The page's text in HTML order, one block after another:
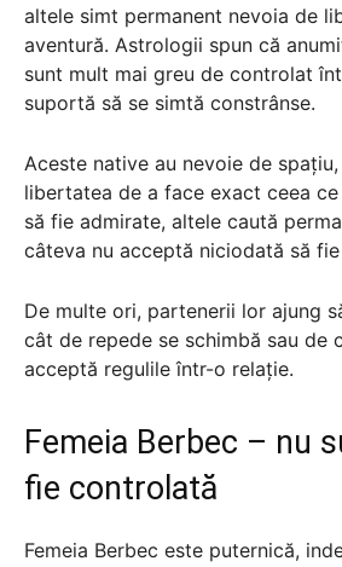
altele simt permanent nevoia de
aventură. Astrologii spun că
sunt mult mai greu de controlat
suportă să se simtă constrânse.
Aceste native au nevoie de
libertatea de a face exact ceea
să fie admirate, altele caută
câteva nu acceptă niciodată să fie
De multe ori, partenerii lor ajung
cât de repede se schimbă sau de
acceptă regulile într-o relație.
Femeia Berbec – nu
fie controlată
Femeia Berbec este puternică,